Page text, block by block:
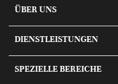
ÜBER UNS
DIENSTLEISTUNGEN
SPEZIELLE BEREICHE